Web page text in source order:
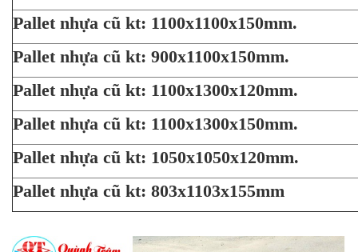
Pallet nhựa cũ kt: 1100x1100x150mm.
Pallet nhựa cũ kt: 900x1100x150mm.
Pallet nhựa cũ kt: 1100x1300x120mm.
Pallet nhựa cũ kt: 1100x1300x150mm.
Pallet nhựa cũ kt: 1050x1050x120mm.
Pallet nhựa cũ kt: 803x1103x155mm